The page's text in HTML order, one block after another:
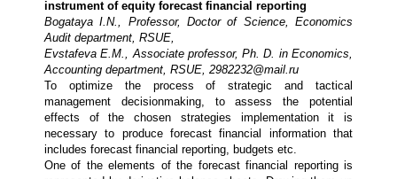
instrument of equity forecast financial reporting
Bogataya I.N., Professor, Doctor of Science, Economics
Audit department, RSUE,
Evstafeva E.M., Associate professor, Ph. D. in Economics,
Accounting department, RSUE, 2982232@mail.ru
To optimize the process of strategic and tactical
management decisionmaking, to assess the potential
effects of the chosen strategies implementation it is
necessary to produce forecast financial information that
includes forecast financial reporting, budgets etc.
One of the elements of the forecast financial reporting is